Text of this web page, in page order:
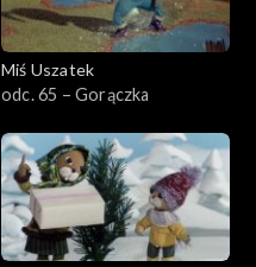
Miś Uszatek
odc. 65 – Gorączka